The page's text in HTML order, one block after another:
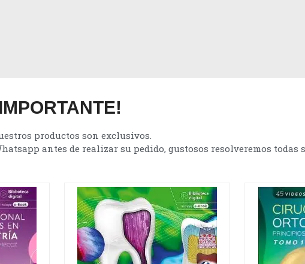
productos son exclusivos.
antes de realizar su pedido, gustosos resolveremos todas